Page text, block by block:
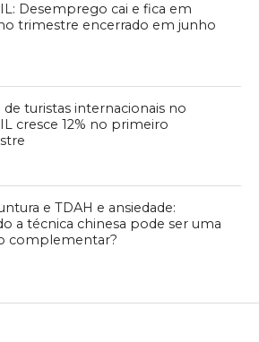
Desemprego cai e fica em
trimestre encerrado em junho
de turistas internacionais no
cresce 12% no primeiro
e TDAH e ansiedade:
a técnica chinesa pode ser uma
complementar?